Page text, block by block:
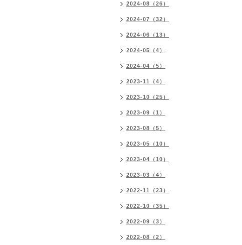
2024-08（26）
2024-07（32）
2024-06（13）
2024-05（4）
2024-04（5）
2023-11（4）
2023-10（25）
2023-09（1）
2023-08（5）
2023-05（10）
2023-04（10）
2023-03（4）
2022-11（23）
2022-10（35）
2022-09（3）
2022-08（2）